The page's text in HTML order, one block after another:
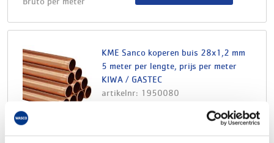
KME Sanco koperen buis 28x1,2 mm
5 meter per lengte, prijs per meter
KIWA / GASTEC
artikelnr: 1950080
Serie: Sanco